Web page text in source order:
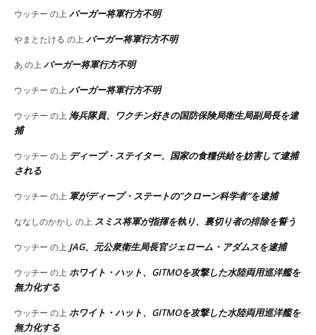
ウッチー の上 バーガー将軍行方不明
やまとたける の上 バーガー将軍行方不明
あ の上 バーガー将軍行方不明
ウッチー の上 バーガー将軍行方不明
ウッチー の上 海兵隊員、ワクチン好きの国防保険局衛生局副局長を逮
捕
ウッチー の上 ディープ・ステイター、国家の食糧供給を妨害して逮捕
される
ウッチー の上 軍がディープ・ステートの”クローン科学者”を逮捕
ななしのかかし の上 スミス将軍が指揮を執り、裏切り者の排除を誓う
ウッチー の上 JAG、元公衆衛生局長官ジェローム・アダムスを逮捕
ウッチー の上 ホワイト・ハット、GITMOを攻撃した水陸両用巡洋艦を
無力化する
ウッチー の上 ホワイト・ハット、GITMOを攻撃した水陸両用巡洋艦を
無力化する